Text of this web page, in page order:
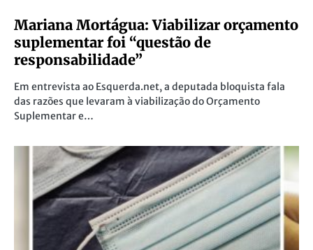
Mariana Mortágua: Viabilizar orçamento
suplementar foi “questão de
responsabilidade”
Em entrevista ao Esquerda.net, a deputada bloquista fala
das razões que levaram à viabilização do Orçamento
Suplementar e…